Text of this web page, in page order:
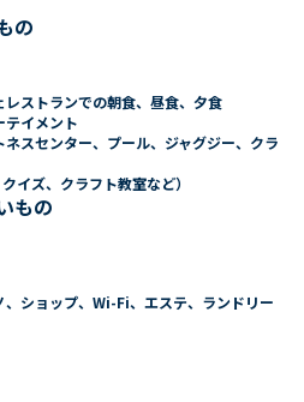
の
ストランでの朝食、昼食、夕食
テイメント
スセンター、プール、ジャグジー、クラ
イズ、クラフト教室など）
もの
ショップ、Wi-Fi、エステ、ランドリー